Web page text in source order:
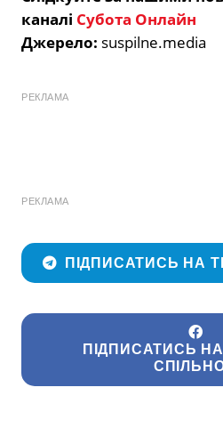
каналі Субота Онлайн
Джерело: suspilne.media
РЕКЛАМА
РЕКЛАМА
ПІДПИСАТИСЬ НА
ПІДПИСАТИСЬ НА